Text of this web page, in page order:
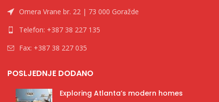
Omera Vrane br. 22 | 73 000 Goražde
Telefon: +387 38 227 135
Fax: +387 38 227 035
POSLJEDNJE DODANO
Exploring Atlanta’s modern homes